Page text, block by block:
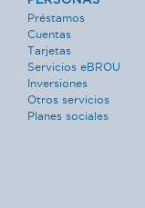
Préstamos
Cuentas
Tarjetas
Servicios eBROU
Inversiones
Otros servicios
Planes sociales